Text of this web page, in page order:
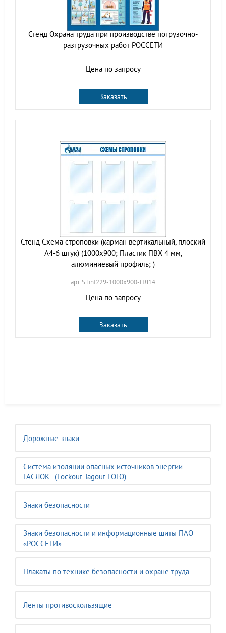
Дорожные знаки
Система изоляции опасных источников энергии
ГАСЛОК - (Lockout Tagout LOTO)
Знаки безопасности
Знаки безопасности и информационные щиты ПАО
«РОССЕТИ»
Плакаты по технике безопасности и охране труда
Ленты противоскользящие
Стенд Охрана труда при производстве погрузочно-
разгрузочных работ РОССЕТИ
Цена по запросу
Заказать
Стенд Схема строповки (карман вертикальный, плоский
А4-6 штук) (1000х900; Пластик ПВХ 4 мм,
алюминиевый профиль; )
арт. STinf229-1000х900-ПЛ14
Цена по запросу
Заказать